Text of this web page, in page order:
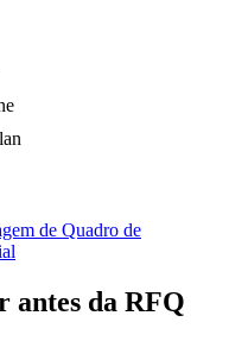
de Quadro de
antes da RFQ